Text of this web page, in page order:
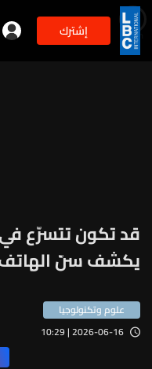
إشترك 2min
قد تكون تتسرّع
يكشف سنّ
علوم وتكنولوجيا
2026-06-16 | 10:29